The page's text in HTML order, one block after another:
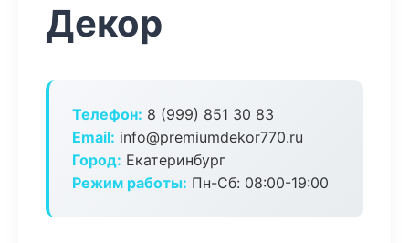
Декор
Телефон: 8 (999) 851 30 83
Email: info@premiumdekor770.ru
Город: Екатеринбург
Режим работы: Пн-Сб: 08:00-19:00